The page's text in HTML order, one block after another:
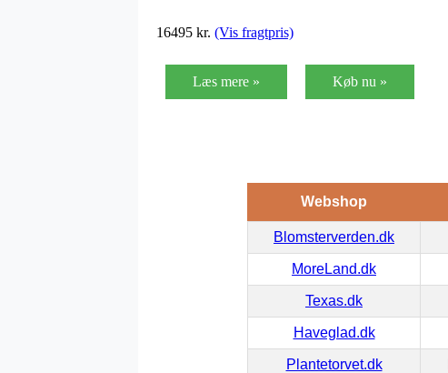
16495 kr. (Vis fragtpris)
Læs mere » Køb nu »
Webshop
Blomsterverden.dk
MoreLand.dk
Texas.dk
Haveglad.dk
Plantetorvet.dk